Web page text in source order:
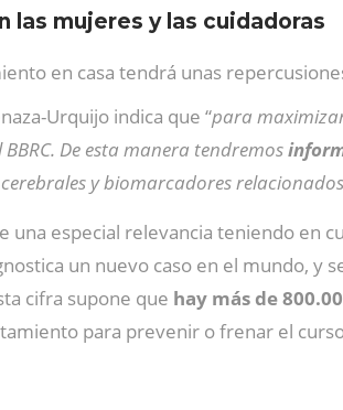
las mujeres y las cuidadoras
en casa tendrá unas
Urquijo indica que “para
De esta manera tendremos
y biomarcadores
una especial relevancia teniendo en
un nuevo caso en el mundo, y
cifra supone que hay más de
para prevenir o frenar el